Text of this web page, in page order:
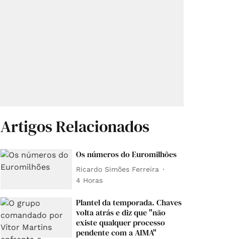
Artigos Relacionados
Os números do Euromilhões
Ricardo Simões Ferreira
4 Horas
Plantel da temporada. Chaves
volta atrás e diz que "não
existe qualquer processo
pendente com a AIMA"